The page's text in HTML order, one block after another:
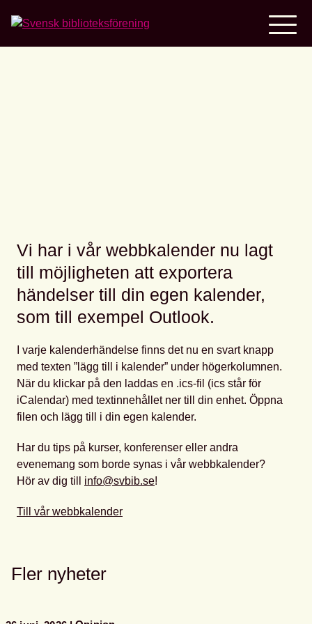
Vi har i vår webbkalender nu lagt
till möjligheten att exportera
händelser till din egen kalender,
som till exempel Outlook.
I varje kalenderhändelse finns det nu en svart knapp
med texten ”lägg till i kalender” under högerkolumnen.
När du klickar på den laddas en .ics-fil (ics står för
iCalendar) med textinnehållet ner till din enhet. Öppna
filen och lägg till i din egen kalender.
Har du tips på kurser, konferenser eller andra
evenemang som borde synas i vår webbkalender?
Hör av dig till info@svbib.se!
Till vår webbkalender
Fler nyheter